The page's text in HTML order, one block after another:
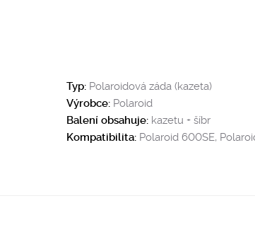
Typ: Polaroidová záda (kazeta)
Výrobce: Polaroid
Balení obsahuje: kazetu + šíbr
Kompatibilita: Polaroid 600SE,